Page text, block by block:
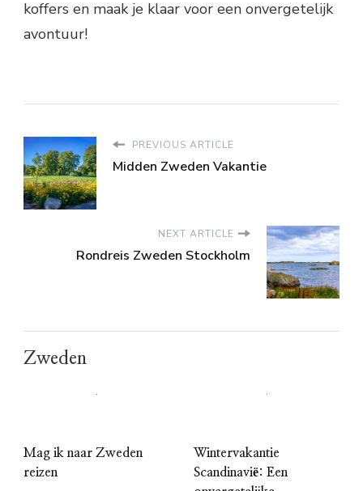
koffers en maak je klaar voor een onvergetelijk
avontuur!
PREVIOUS ARTICLE
Midden Zweden Vakantie
NEXT ARTICLE
Rondreis Zweden Stockholm
Zweden
Mag ik naar Zweden
reizen
Wintervakantie
Scandinavië: Een